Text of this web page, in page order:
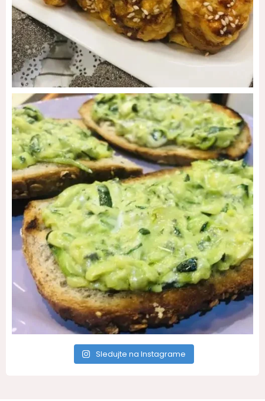
Sledujte na Instagrame